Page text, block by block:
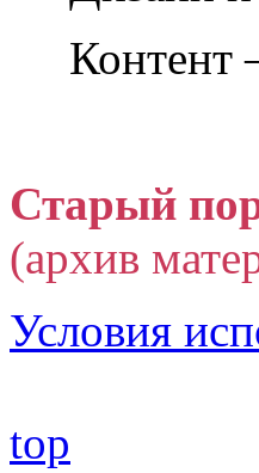
Контент
Старый
(архив
Условия
top